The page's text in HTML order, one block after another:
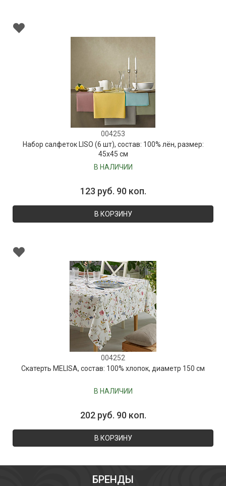
004253
Набор салфеток LISO (6 шт), состав: 100% лён, размер:
45х45 см
В НАЛИЧИИ
123 руб. 90 коп.
В КОРЗИНУ
004252
Скатерть MELISA, состав: 100% хлопок, диаметр 150 см
В НАЛИЧИИ
202 руб. 90 коп.
В КОРЗИНУ
БРЕНДЫ